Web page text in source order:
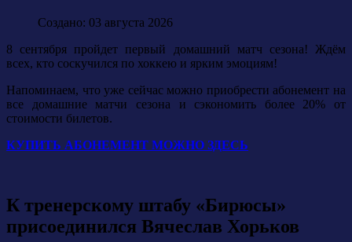
Создано: 03 августа 2026
8 сентября пройдет первый домашний матч сезона! Ждём
всех, кто соскучился по хоккею и ярким эмоциям!
Напоминаем, что уже сейчас можно приобрести абонемент на
все домашние матчи сезона и сэкономить более 20% от
стоимости билетов.
КУПИТЬ АБОНЕМЕНТ МОЖНО ЗДЕСЬ
К тренерскому штабу «Бирюсы»
присоединился Вячеслав Хорьков